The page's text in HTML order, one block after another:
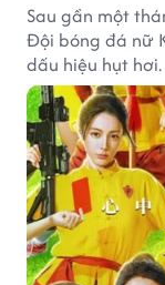
Sau gần một
Đội bóng đá nữ
dấu hiệu hụt hơi.